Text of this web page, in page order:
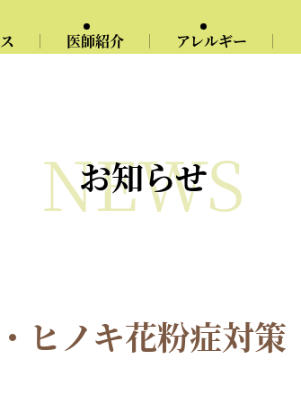
医師紹介 アレルギー
NEWS
お知らせ
ヒノキ花粉症対策